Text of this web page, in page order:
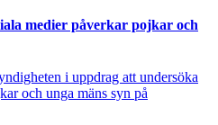
medier påverkar pojkar och
i uppdrag att undersöka
och unga mäns syn på